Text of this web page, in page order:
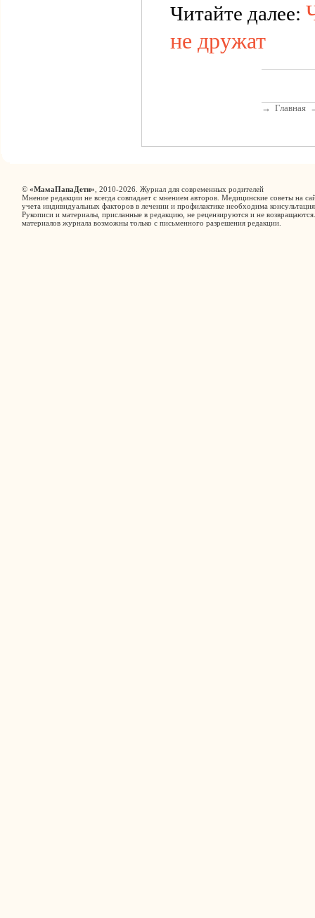
Читайте далее:
не дружат
→ Главная
© «МамаПапаДети» , 2010-2026. Журнал для современных родителей
Мнение редакции не всегда совпадает с мнением авторов. Медицинские советы на
учета индивидуальных факторов в лечении и профилактике необходима
Рукописи и материалы, присланные в редакцию, не рецензируются и не
материалов журнала возможны только с письменного разрешения редакции.